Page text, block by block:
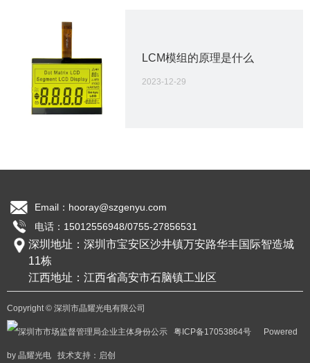
LCM模组的原理是什么
2023-12-29
苏州某某 — 智能光伏全国优质经销商
COG段码LCD液晶屏 COG点阵LCD液晶屏
公司概况
公司简介
公司展示
产品中心
Email：hooray@szgenyu.com
电话：15012556948/0755-27856531
深圳地址：深圳市宝安区沙井镇万安路华丰国际智造城
11栋
江西地址：江西省高安市石脑镇工业区
Copyright © 深圳市晶耀光电有限公司
粤ICP备17053864号 Powered
by 晶耀光电 技术支持： 启创